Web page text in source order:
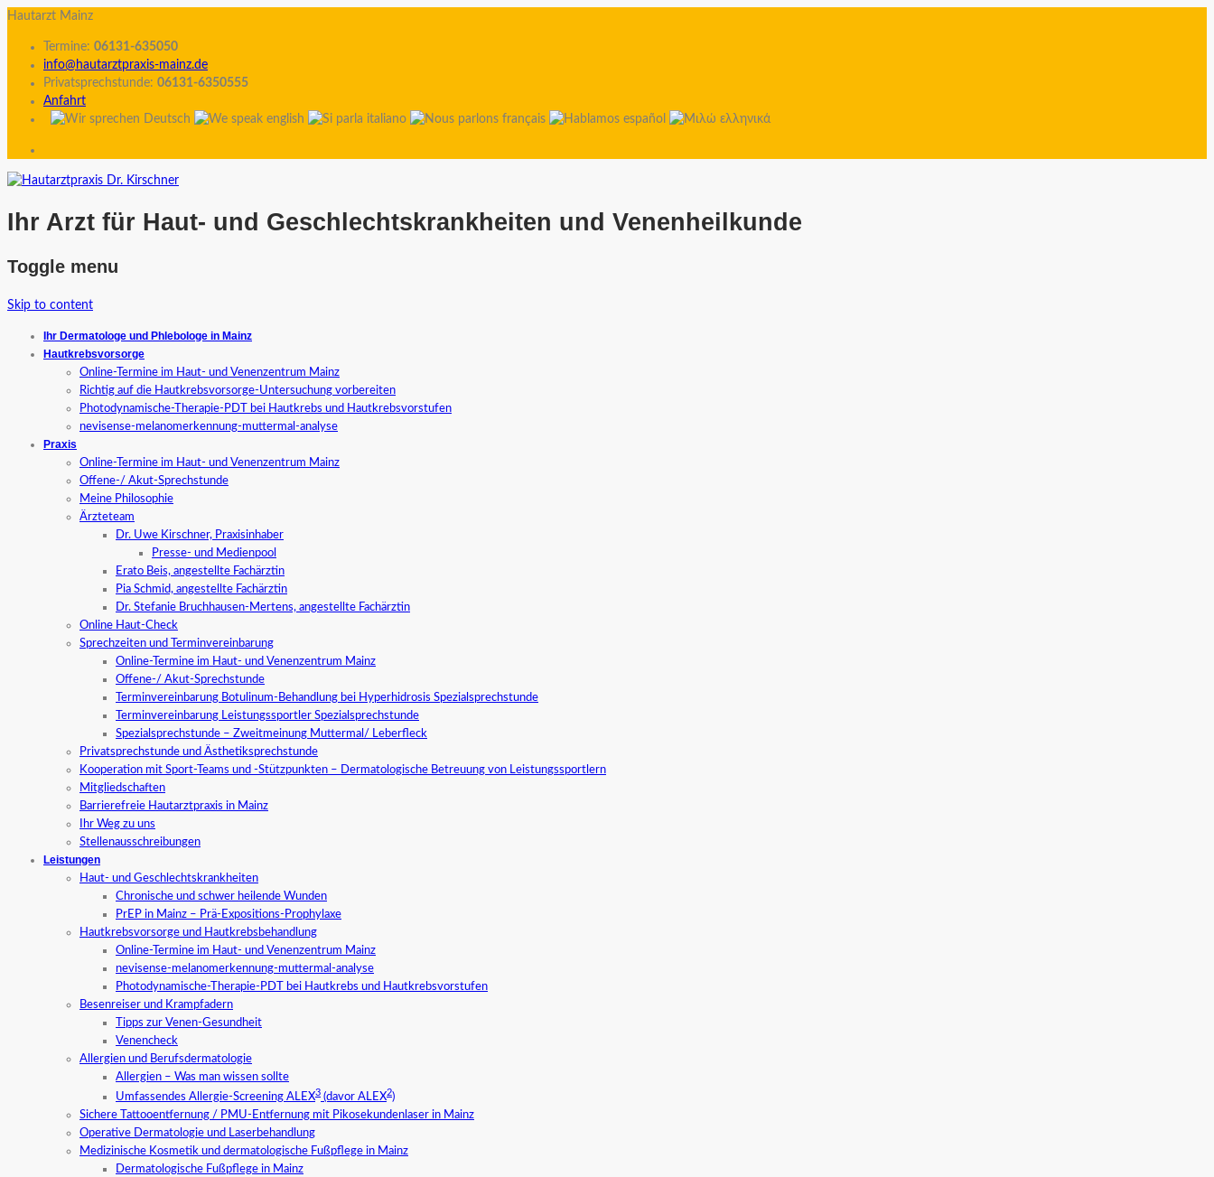
Hautarzt Mainz
Termine: 06131-635050
info@hautarztpraxis-mainz.de
Privatsprechstunde: 06131-6350555
Anfahrt
Ihr Arzt für Haut- und Geschlechtskrankheiten und Venenheilkunde
Toggle menu
Skip to content
Ihr Dermatologe und Phlebologe in Mainz
Hautkrebsvorsorge
Online-Termine im Haut- und Venenzentrum Mainz
Richtig auf die Hautkrebsvorsorge-Untersuchung vorbereiten
Photodynamische-Therapie-PDT bei Hautkrebs und Hautkrebsvorstufen
nevisense-melanomerkennung-muttermal-analyse
Praxis
Online-Termine im Haut- und Venenzentrum Mainz
Offene-/ Akut-Sprechstunde
Meine Philosophie
Ärzteteam
Dr. Uwe Kirschner, Praxisinhaber
Presse- und Medienpool
Erato Beis, angestellte Fachärztin
Pia Schmid, angestellte Fachärztin
Dr. Stefanie Bruchhausen-Mertens, angestellte Fachärztin
Online Haut-Check
Sprechzeiten und Terminvereinbarung
Online-Termine im Haut- und Venenzentrum Mainz
Offene-/ Akut-Sprechstunde
Terminvereinbarung Botulinum-Behandlung bei Hyperhidrosis Spezialsprechstunde
Terminvereinbarung Leistungssportler Spezialsprechstunde
Spezialsprechstunde – Zweitmeinung Muttermal/ Leberfleck
Privatsprechstunde und Ästhetiksprechstunde
Kooperation mit Sport-Teams und -Stützpunkten – Dermatologische Betreuung von Leistungssportlern
Mitgliedschaften
Barrierefreie Hautarztpraxis in Mainz
Ihr Weg zu uns
Stellenausschreibungen
Leistungen
Haut- und Geschlechtskrankheiten
Chronische und schwer heilende Wunden
PrEP in Mainz – Prä-Expositions-Prophylaxe
Hautkrebsvorsorge und Hautkrebsbehandlung
Online-Termine im Haut- und Venenzentrum Mainz
nevisense-melanomerkennung-muttermal-analyse
Photodynamische-Therapie-PDT bei Hautkrebs und Hautkrebsvorstufen
Besenreiser und Krampfadern
Tipps zur Venen-Gesundheit
Venencheck
Allergien und Berufsdermatologie
Allergien – Was man wissen sollte
Umfassendes Allergie-Screening ALEX3 (davor ALEX2)
Sichere Tattooentfernung / PMU-Entfernung mit Pikosekundenlaser in Mainz
Operative Dermatologie und Laserbehandlung
Medizinische Kosmetik und dermatologische Fußpflege in Mainz
Dermatologische Fußpflege in Mainz